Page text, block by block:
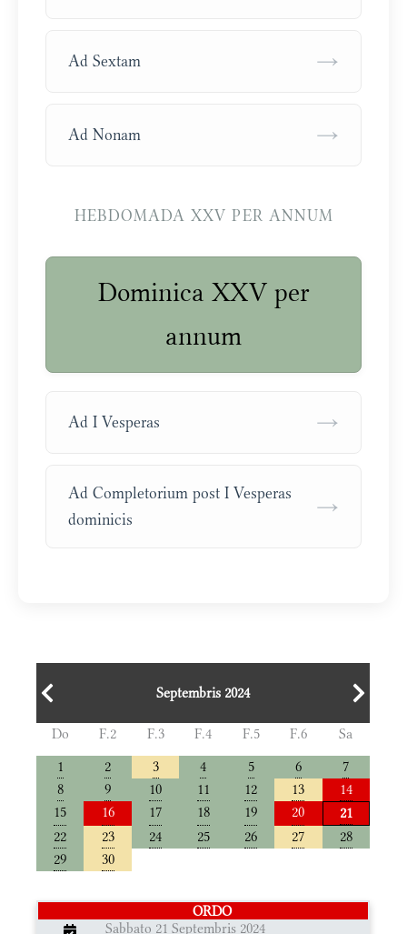
Ad Sextam →
Ad Nonam →
HEBDOMADA XXV PER ANNUM
Dominica XXV per
annum
Ad I Vesperas →
Ad Completorium post I Vesperas
dominicis
→
Septembris 2024
Do F.2 F.3 F.4 F.5 F.6
Sa
1
2 3 4 5 6
7
8
9 10 11 12 13
14
15
16 17 18 19 20
21
22
23 24 25 26 27
28
29
30
ORDO
Sabbato 21 Septembris 2024